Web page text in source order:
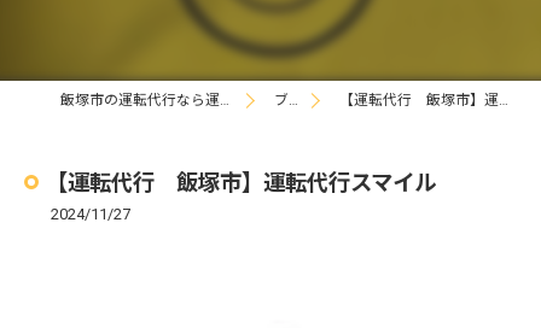
飯塚市の運転代行なら運転代行スマイル ブログ 【運転代行 飯塚市】運転代行スマイル
【運転代行 飯塚市】運転代行スマイル
2024/11/27